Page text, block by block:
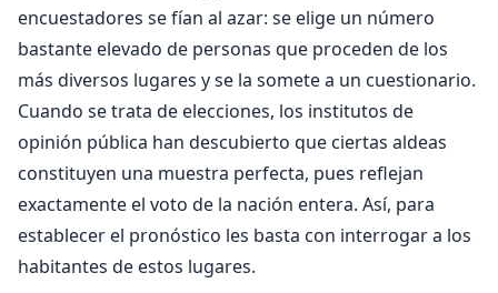
encuestadores se fían al azar: se elige un número
bastante elevado de personas que proceden de los
más diversos lugares y se la somete a un cuestionario.
Cuando se trata de elecciones, los institutos de
opinión pública han descubierto que ciertas aldeas
constituyen una muestra perfecta, pues reflejan
exactamente el voto de la nación entera. Así, para
establecer el pronóstico les basta con interrogar a los
habitantes de estos lugares.